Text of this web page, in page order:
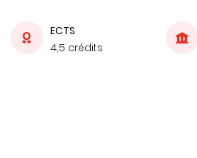
ECTS
4,5 crédits